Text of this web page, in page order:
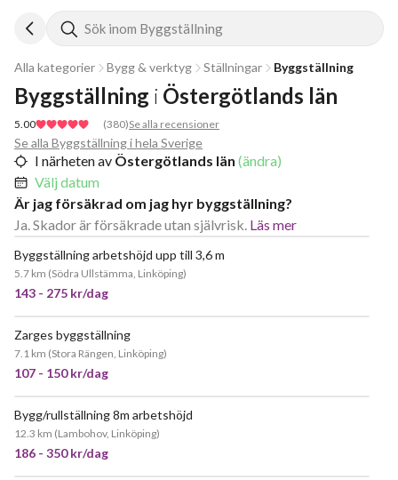
Sök inom Byggställning
Alla kategorier Bygg & verktyg Ställningar Byggställning
5.00 (380)Se alla recensioner
Byggställning i Östergötlands län
Se alla Byggställning i hela Sverige
I närheten av Östergötlands län (ändra)
Välj datum
Är jag försäkrad om jag hyr byggställning?
Ja. Skador är försäkrade utan självrisk. Läs mer
Byggställning arbetshöjd upp till 3,6 m
5.7 km (Södra Ullstämma, Linköping)
143 - 275 kr/dag
Zarges byggställning
7.1 km (Stora Rängen, Linköping)
107 - 150 kr/dag
Bygg/rullställning 8m arbetshöjd
12.3 km (Lambohov, Linköping)
186 - 350 kr/dag